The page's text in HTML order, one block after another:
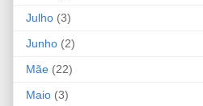
Julho (3)
Junho (2)
Mãe (22)
Maio (3)